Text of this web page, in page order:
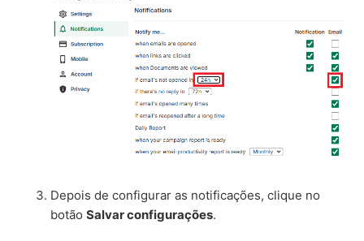
Depois de configurar as notificações, clique no
botãoSalvar configurações.